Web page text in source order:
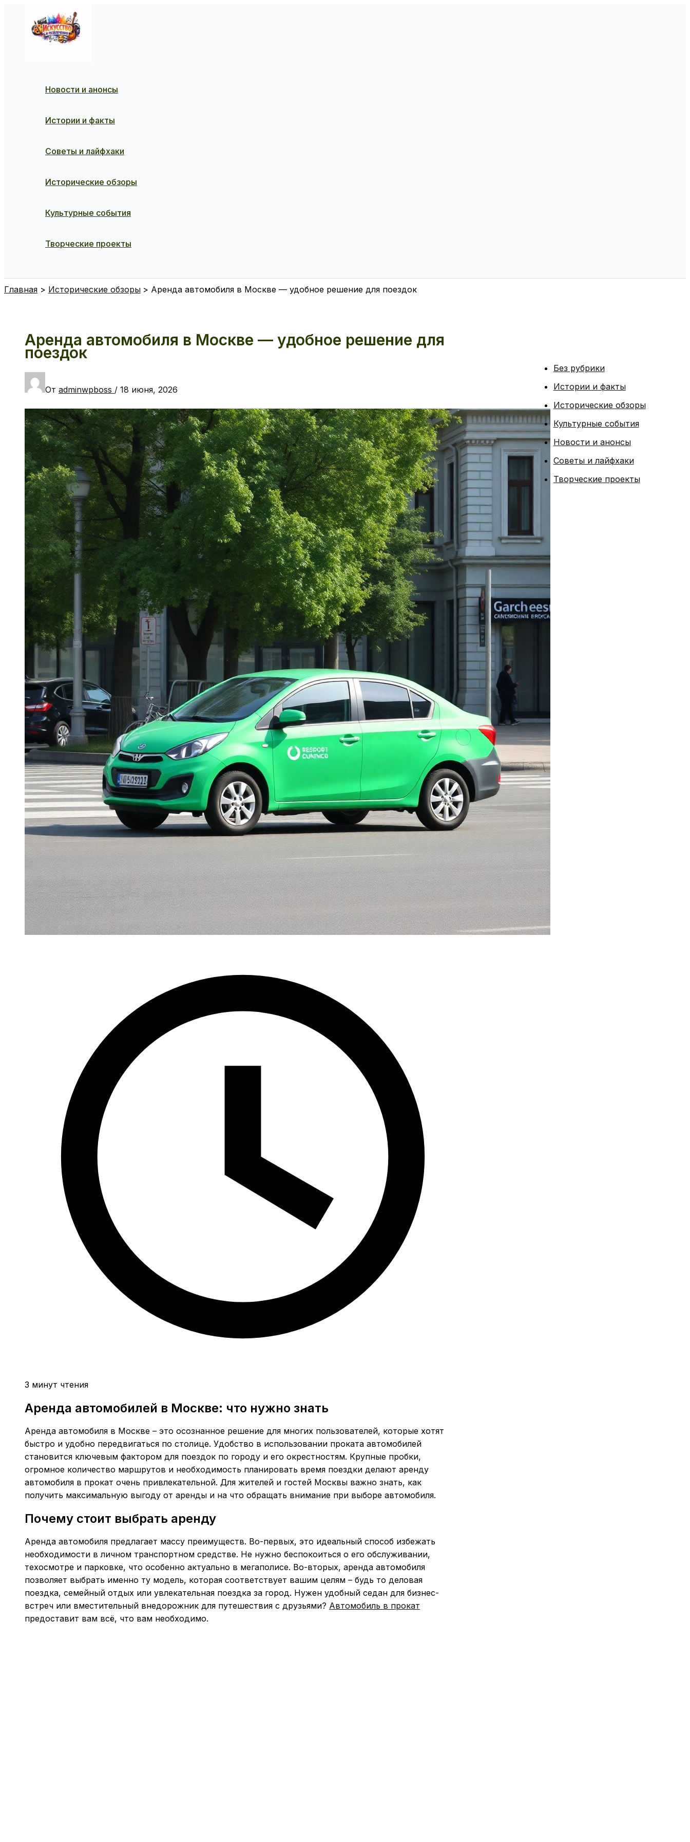
содержимому
Новости и анонсы
Истории и факты
Советы и лайфхаки
Исторические обзоры
Культурные события
Творческие проекты
Главная Исторические обзоры Аренда автомобиля в Москве — удобное решение для поездок
Аренда автомобиля в Москве — удобное решение для
поездок
От adminwpboss / 18 июня, 2026
3 минут чтения
Аренда автомобилей в Москве: что нужно знать
Аренда автомобиля в Москве – это осознанное решение для многих пользователей, которые хотят
быстро и удобно передвигаться по столице. Удобство в использовании проката автомобилей
становится ключевым фактором для поездок по городу и его окрестностям. Крупные пробки,
огромное количество маршрутов и необходимость планировать время поездки делают аренду
автомобиля в прокат очень привлекательной. Для жителей и гостей Москвы важно знать, как
получить максимальную выгоду от аренды и на что обращать внимание при выборе автомобиля.
Почему стоит выбрать аренду
Аренда автомобиля предлагает массу преимуществ. Во-первых, это идеальный способ избежать
необходимости в личном транспортном средстве. Не нужно беспокоиться о его обслуживании,
техосмотре и парковке, что особенно актуально в мегаполисе. Во-вторых, аренда автомобиля
позволяет выбрать именно ту модель, которая соответствует вашим целям – будь то деловая
поездка, семейный отдых или увлекательная поездка за город. Нужен удобный седан для бизнес-
встреч или вместительный внедорожник для путешествия с друзьями? Автомобиль в прокат
предоставит вам всё, что вам необходимо.
Без рубрики
Истории и факты
Исторические обзоры
Культурные события
Новости и анонсы
Советы и лайфхаки
Творческие проекты